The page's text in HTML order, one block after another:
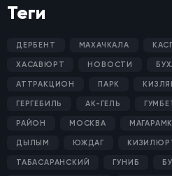
Теги
ДЕРБЕНТ МАХАЧКАЛА
ХАСАВЮРТ НОВОСТИ
АТТРАКЦИОН ПАРК
ГЕРГЕБИЛЬ АК-ГЕЛЬ
РАЙОН МОСКВА
ДЫЛЫМ ЮЖДАГ
ТАБАСАРАНСКИЙ ГУНИБ